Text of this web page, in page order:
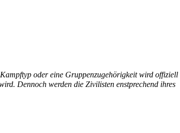
oder eine Gruppenzugehörigkeit wird offiziell
Dennoch werden die Zivilisten enstprechend ihres